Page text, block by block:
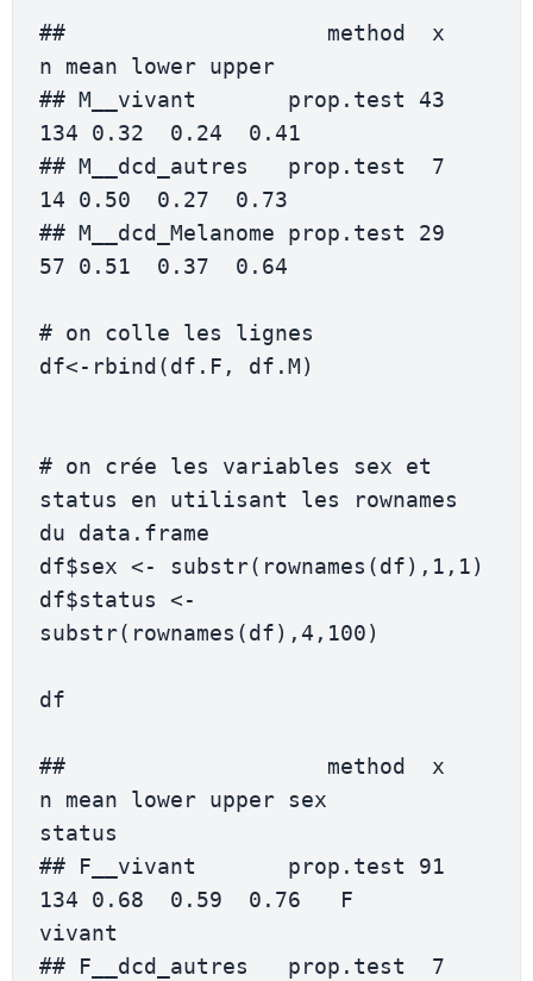
##                    method  x
n mean lower upper
## M__vivant       prop.test 43
134 0.32  0.24  0.41
## M__dcd_autres   prop.test  7
14 0.50  0.27  0.73
## M__dcd_Melanome prop.test 29
57 0.51  0.37  0.64
# on colle les lignes
df<-rbind(df.F, df.M)
# on crée les variables sex et
status en utilisant les rownames
du data.frame
df$sex <- substr(rownames(df),1,1)
df$status <-
substr(rownames(df),4,100)
df
##                    method  x
n mean lower upper sex
status
## F__vivant       prop.test 91
134 0.68  0.59  0.76   F
vivant
## F__dcd_autres   prop.test  7